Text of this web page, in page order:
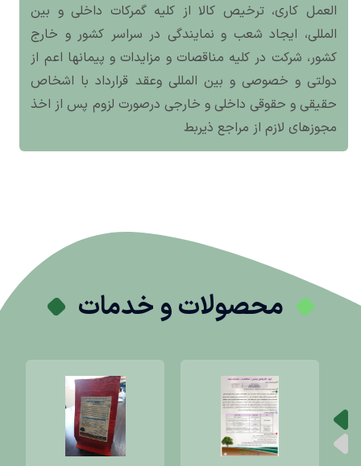
العمل کاری، ترخیص کالا از کلیه گمرکات داخلی و بین
المللی، ایجاد شعب و نمایندگی در سراسر کشور و خارج
کشور، شرکت در کلیه مناقصات و مزایدات و پیمانها اعم از
دولتی و خصوصی و بین المللی وعقد قرارداد با اشخاص
حقیقی و حقوقی داخلی و خارجی درصورت لزوم پس از اخذ
مجوزهای لازم از مراجع ذیربط
محصولات و خدمات